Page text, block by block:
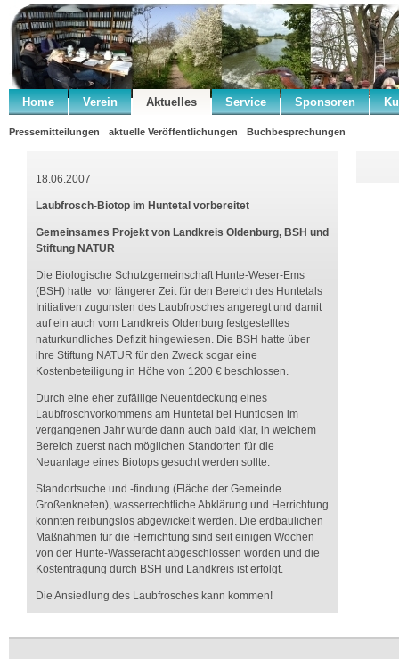
Home Verein Aktuelles Service Sponsoren
Pressemitteilungen aktuelle Veröffentlichungen Buchbesprechungen
18.06.2007
Laubfrosch-Biotop im Huntetal vorbereitet
Gemeinsames Projekt von Landkreis Oldenburg, BSH und
Stiftung NATUR
Die Biologische Schutzgemeinschaft Hunte-Weser-Ems
(BSH) hatte vor längerer Zeit für den Bereich des Huntetals
Initiativen zugunsten des Laubfrosches angeregt und damit
auf ein auch vom Landkreis Oldenburg festgestelltes
naturkundliches Defizit hingewiesen. Die BSH hatte über
ihre Stiftung NATUR für den Zweck sogar eine
Kostenbeteiligung in Höhe von 1200 € beschlossen.
Durch eine eher zufällige Neuentdeckung eines
Laubfroschvorkommens am Huntetal bei Huntlosen im
vergangenen Jahr wurde dann auch bald klar, in welchem
Bereich zuerst nach möglichen Standorten für die
Neuanlage eines Biotops gesucht werden sollte.
Standortsuche und -findung (Fläche der Gemeinde
Großenkneten), wasserrechtliche Abklärung und Herrichtung
konnten reibungslos abgewickelt werden. Die erdbaulichen
Maßnahmen für die Herrichtung sind seit einigen Wochen
von der Hunte-Wasseracht abgeschlossen worden und die
Kostentragung durch BSH und Landkreis ist erfolgt.
Die Ansiedlung des Laubfrosches kann kommen!